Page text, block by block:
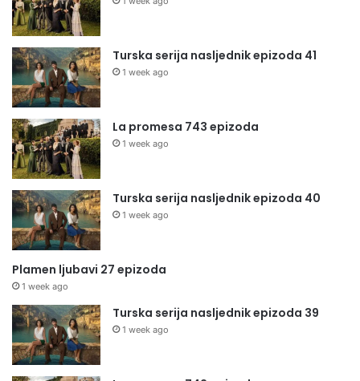
Turska serija nasljednik epizoda 41
1 week ago
La promesa 743 epizoda
1 week ago
Turska serija nasljednik epizoda 40
1 week ago
Plamen ljubavi 27 epizoda
1 week ago
Turska serija nasljednik epizoda 39
1 week ago